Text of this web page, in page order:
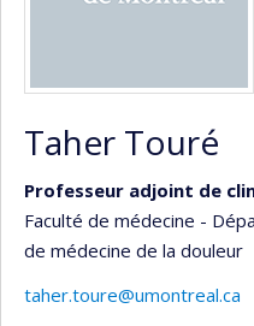
Taher Touré
Professeur adjoint de
Faculté de médecine -
de médecine de la douleur
taher.toure@umontreal.ca